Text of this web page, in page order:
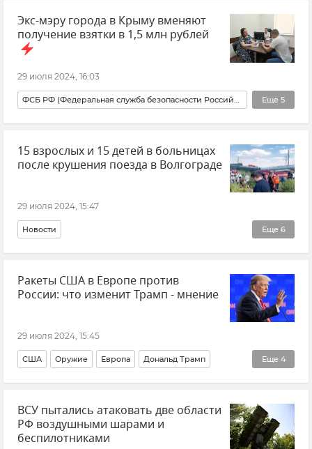
Адлер
Экс-мэру города в Крыму вменяют
получение взятки в 1,5 млн рублей
29 июля 2024, 16:03
Еще 5
Крым Новости Новости Крыма
Красноперекопск Красноперекопский район
15 взрослых и 15 детей в больницах
после крушения поезда в Волгограде
29 июля 2024, 15:47
Еще 6
Новости
Крушение пассажирского поезда "Казань-Адлер" в Волгоградской области
Происшествия Волгоградская область
Ракеты США в Европе против
России: что изменит Трамп - мнение
29 июля 2024, 15:45
Еще 4
США Оружие Европа Дональд Трамп
Политика Мнения Александр Гусев РСМД
ВСУ пытались атаковать две области
РФ воздушными шарами и
беспилотниками